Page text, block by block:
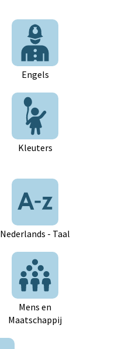
Engels
Kleuters
Nederlands - Taal
Mens en
Maatschappij